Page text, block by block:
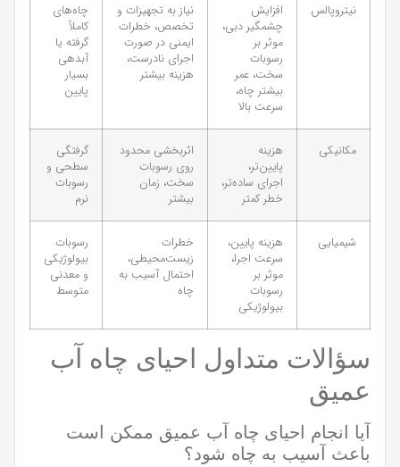
نیتروپالس
افزایش
چشمگیر دبی،
موثر بر
رسوبات
سخت، عمر
بیشتر چاه،
سرعت بالا
نیاز به تجهیزات و
تخصص، خطرات
ایمنی در صورت
اجرای نادرست،
هزینه بیشتر
چاه‌های
کاملاً
گرفته یا
آبدهی
بسیار
پایین
مکانیکی
هزینه
پایین‌تر،
اجرای ساده‌تر،
خطر کمتر
اثربخشی محدود
روی رسوبات
سخت، زمان
بیشتر
گرفتگی
سطحی و
رسوبات
نرم
شیمیایی
هزینه پایین،
سرعت اجرا،
موثر بر
رسوبات
بیولوژیکی
خطرات
زیست‌محیطی،
احتمال آسیب به
چاه
رسوبات
بیولوژیکی
و معدنی
متوسط
سؤالات متداول احیای چاه آب
عمیق
آیا انجام احیای چاه آب عمیق ممکن است
باعث آسیب به چاه شود؟